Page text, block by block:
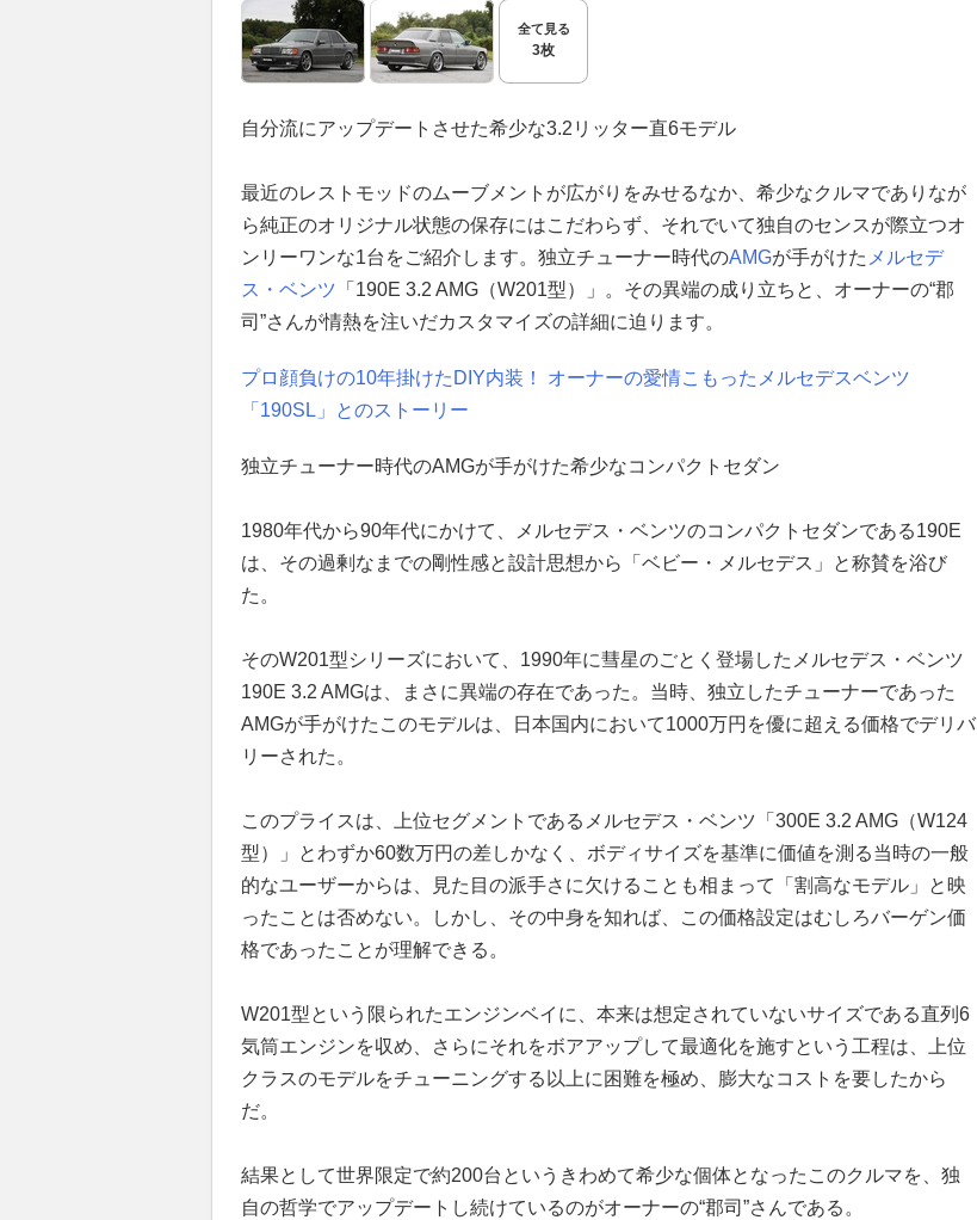
全て見る
3枚
自分流にアップデートさせた希少な3.2リッター直6モデル
最近のレストモッドのムーブメントが広がりをみせるなか、希少なクルマでありなが
ら純正のオリジナル状態の保存にはこだわらず、それでいて独自のセンスが際立つオ
ンリーワンな1台をご紹介します。独立チューナー時代のAMGが手がけた メルセデ
ス・ベンツ 「190E 3.2 AMG（W201型）」。その異端の成り立ちと、オーナーの“郡
司”さんが情熱を注いだカスタマイズの詳細に迫ります。
プロ顔負けの10年掛けたDIY内装！ オーナーの愛情こもったメルセデスベンツ
「190SL」とのストーリー
独立チューナー時代のAMGが手がけた希少なコンパクトセダン
1980年代から90年代にかけて、メルセデス・ベンツのコンパクトセダンである190E
は、その過剰なまでの剛性感と設計思想から「ベビー・メルセデス」と称賛を浴び
た。
そのW201型シリーズにおいて、1990年に彗星のごとく登場したメルセデス・ベンツ
190E 3.2 AMGは、まさに異端の存在であった。当時、独立したチューナーであった
AMGが手がけたこのモデルは、日本国内において1000万円を優に超える価格でデリバ
リーされた。
このプライスは、上位セグメントであるメルセデス・ベンツ「300E 3.2 AMG（W124
型）」とわずか60数万円の差しかなく、ボディサイズを基準に価値を測る当時の一般
的なユーザーからは、見た目の派手さに欠けることも相まって「割高なモデル」と映
ったことは否めない。しかし、その中身を知れば、この価格設定はむしろバーゲン価
格であったことが理解できる。
W201型という限られたエンジンベイに、本来は想定されていないサイズである直列6
気筒エンジンを収め、さらにそれをボアアップして最適化を施すという工程は、上位
クラスのモデルをチューニングする以上に困難を極め、膨大なコストを要したから
だ。
結果として世界限定で約200台というきわめて希少な個体となったこのクルマを、独
自の哲学でアップデートし続けているのがオーナーの“郡司”さんである。